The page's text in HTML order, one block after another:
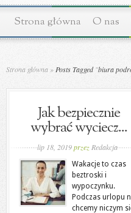
Strona główna O nas
Strona główna » Posts Tagged "biura
Jak bezpiecznie
wybrać wyciecz...
lip 18, 2019przez Redakcja
Wakacje to czas
beztroski i
wypoczynku.
Podczas urlopu
chcemy niczym